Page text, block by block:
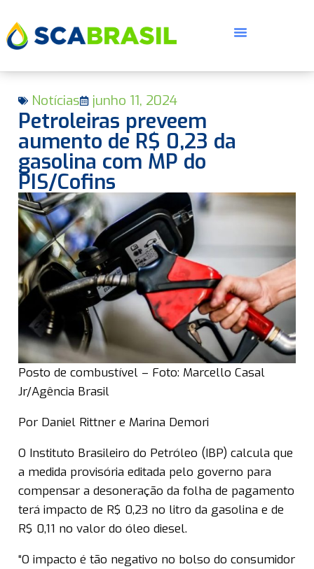
Notícias junho 11, 2024
Petroleiras preveem
aumento de R$ 0,23 da
gasolina com MP do
PIS/Cofins
Posto de combustível – Foto: Marcello Casal
Jr/Agência Brasil
Por Daniel Rittner e Marina Demori
O Instituto Brasileiro do Petróleo (IBP) calcula que
a medida provisória editada pelo governo para
compensar a desoneração da folha de pagamento
terá impacto de R$ 0,23 no litro da gasolina e de
R$ 0,11 no valor do óleo diesel.
“O impacto é tão negativo no bolso do consumidor